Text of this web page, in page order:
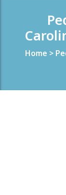
Home >